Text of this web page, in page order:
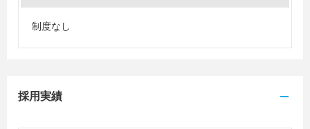
制度なし
採用実績